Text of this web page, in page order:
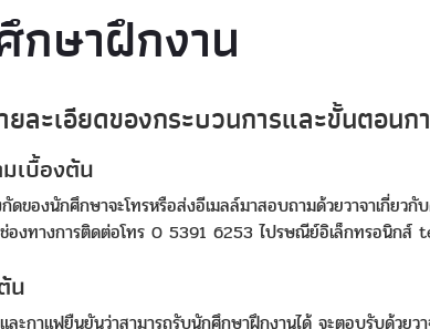
กษาฝึกงาน
ยละเอียดของกระบวนการและขั้นตอน
เบื้องต้น
ของนักศึกษาจะโทรหรือส่งอีเมลล์มาสอบถามด้วยวาจาเกี่ยวกั
ช่องทางการติดต่อโทร 0 5391 6253 ไปรษณีย์อิเล็กทรอนิก
น
ละกาแฟยืนยันว่าสามารถรับนักศึกษาฝึกงานได้ จะตอบรับด้วยว